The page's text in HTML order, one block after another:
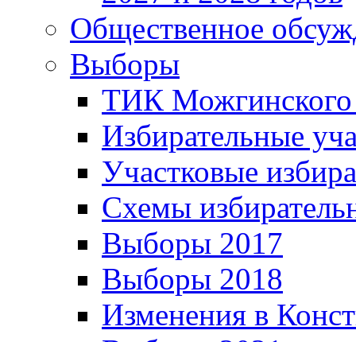
Общественное
Выборы
ТИК Можгинского
Избирательные
Участковые
Схемы
Выборы 2017
Выборы 2018
Изменения в